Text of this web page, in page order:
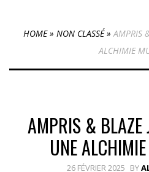
HOME» NON CLASSÉ» AMPRIS
ALCHIMIE
AMPRIS & BLAZE
UNE
26 FÉVRIER 2025 BY